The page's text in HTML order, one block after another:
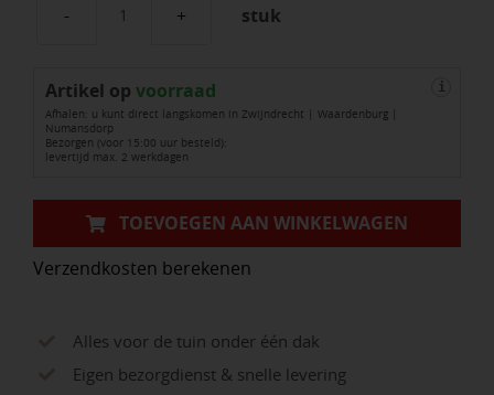
Jalonstok
200
cm
hout
bovenkant
wit,
met
punt
aantal
stuk
Artikel op voorraad
Afhalen: u kunt direct langskomen in Zwijndrecht | Waardenburg |
Numansdorp
Bezorgen (voor 15:00 uur besteld):
levertijd max. 2 werkdagen
i
TOEVOEGEN AAN WINKELWAGEN
Verzendkosten berekenen
Alles voor de tuin onder één dak
Eigen bezorgdienst & snelle levering